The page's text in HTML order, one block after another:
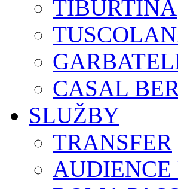
TIBURTINA
CASAL
SLUŽBY
TRANSFER
AUDIENCE